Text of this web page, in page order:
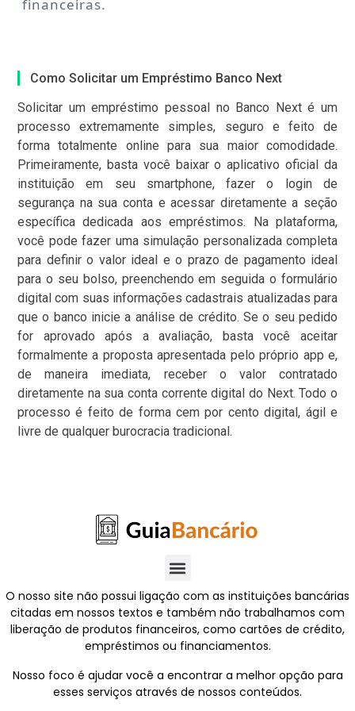
financeiras.
Como Solicitar um Empréstimo Banco Next
Solicitar um empréstimo pessoal no Banco Next é um
processo extremamente simples, seguro e feito de
forma totalmente online para sua maior comodidade.
Primeiramente, basta você baixar o aplicativo oficial da
instituição em seu smartphone, fazer o login de
segurança na sua conta e acessar diretamente a seção
específica dedicada aos empréstimos. Na plataforma,
você pode fazer uma simulação personalizada completa
para definir o valor ideal e o prazo de pagamento ideal
para o seu bolso, preenchendo em seguida o formulário
digital com suas informações cadastrais atualizadas para
que o banco inicie a análise de crédito. Se o seu pedido
for aprovado após a avaliação, basta você aceitar
formalmente a proposta apresentada pelo próprio app e,
de maneira imediata, receber o valor contratado
diretamente na sua conta corrente digital do Next. Todo o
processo é feito de forma cem por cento digital, ágil e
livre de qualquer burocracia tradicional.
O nosso site não possui ligação com as instituições bancárias
citadas em nossos textos e também não trabalhamos com
liberação de produtos financeiros, como cartões de crédito,
empréstimos ou financiamentos.
Nosso foco é ajudar você a encontrar a melhor opção para
esses serviços através de nossos conteúdos.